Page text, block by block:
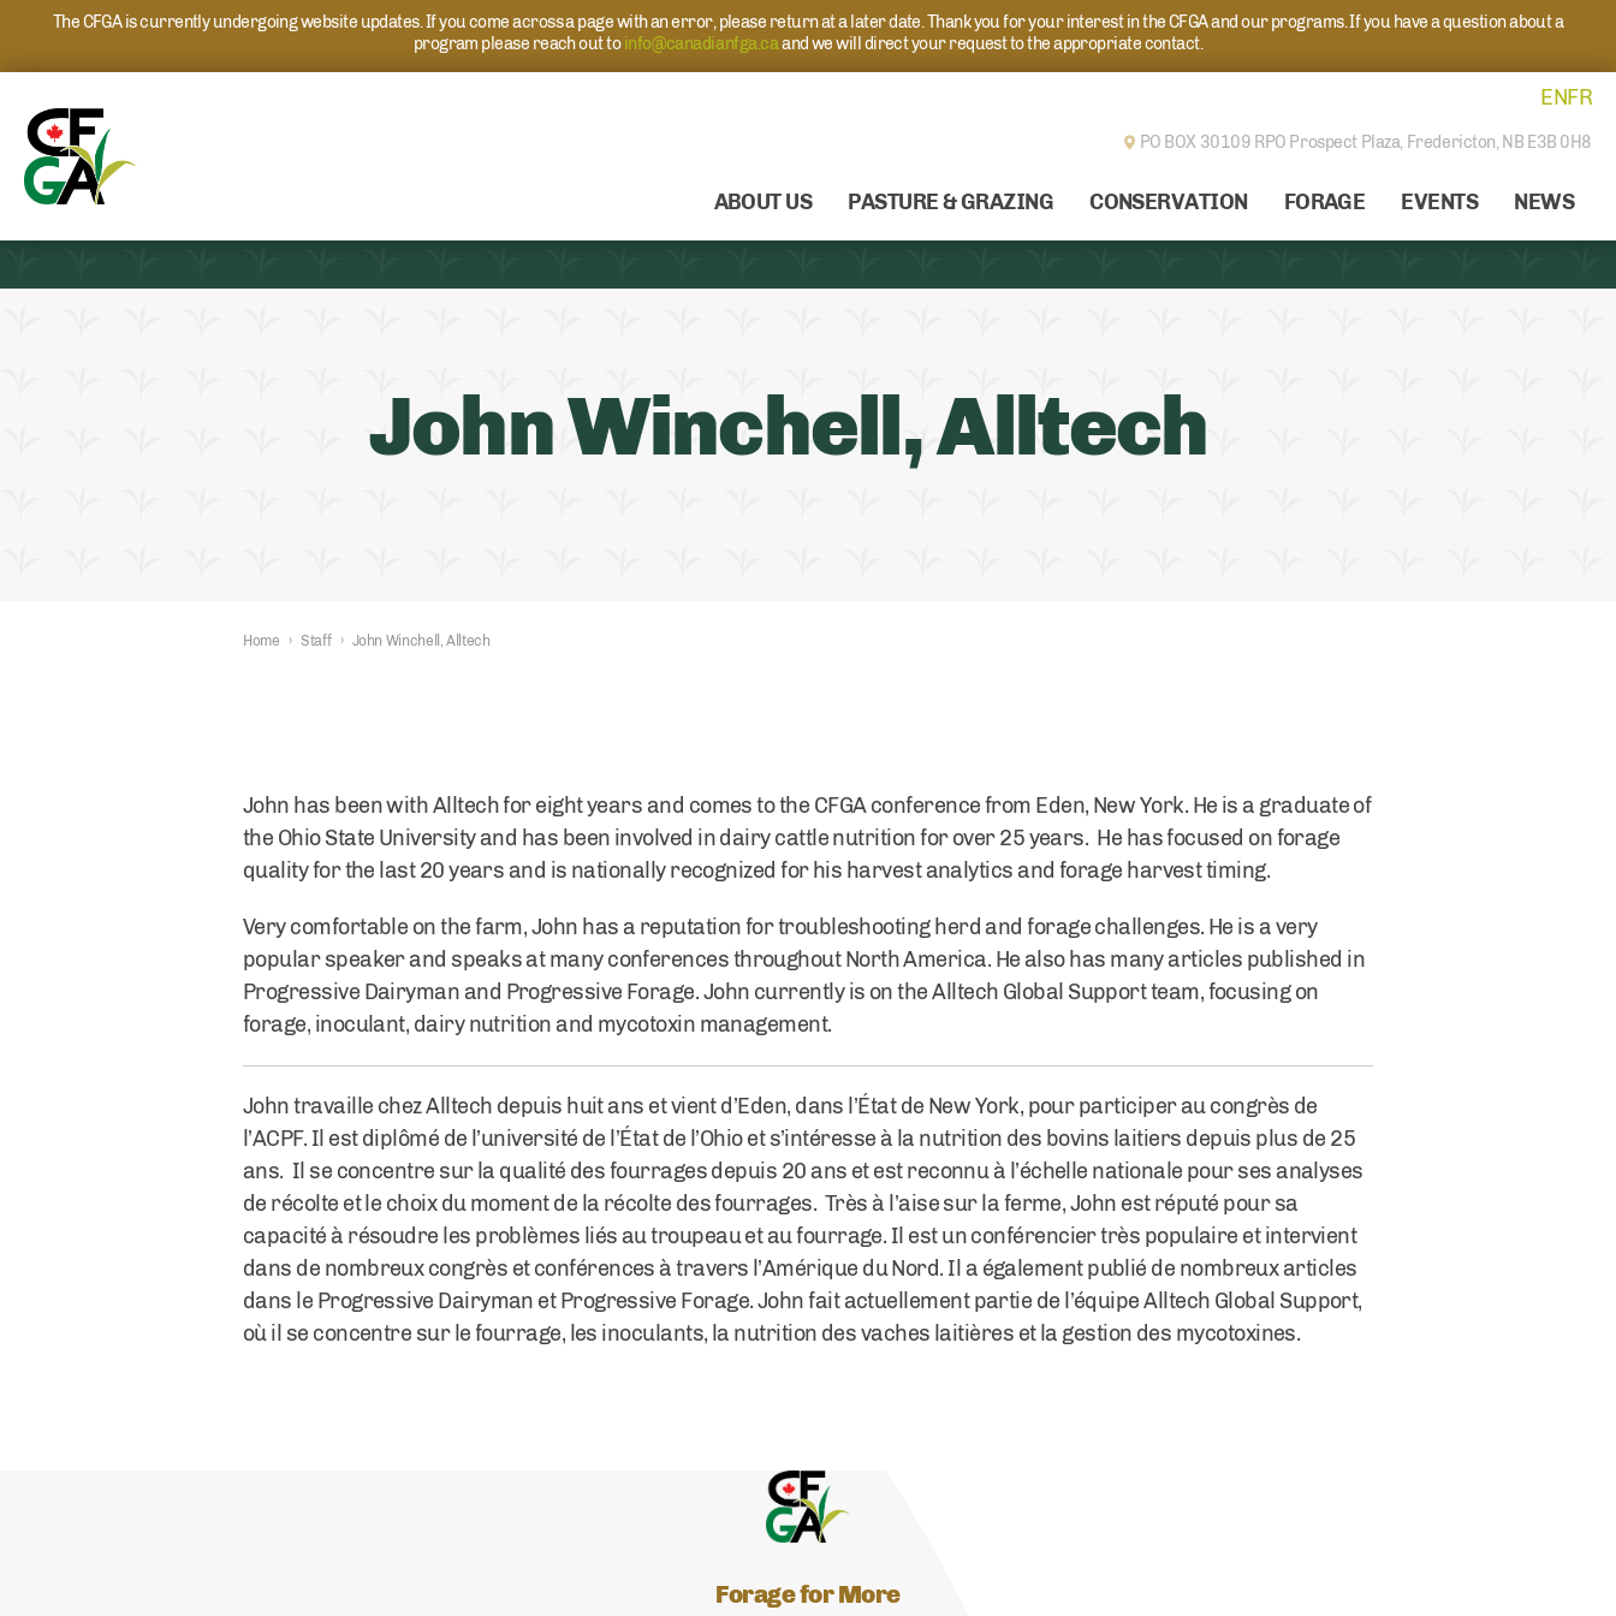
The CFGA is currently undergoing website updates. If you come across a page with an error, please return at a later date. Thank you for your interest in the CFGA and our programs. If you have a question about a
program please reach out toinfo@canadianfga.caand we will direct your request to the appropriate contact.
ENFR
PO BOX 30109 RPO Prospect Plaza, Fredericton, NB E3B 0H8
ABOUT US PASTURE & GRAZING CONSERVATION FORAGE EVENTS NEWS
John Winchell, Alltech
Home › Staff › John Winchell, Alltech
John has been with Alltech for eight years and comes to the CFGA conference from Eden, New York. He is a graduate of
the Ohio State University and has been involved in dairy cattle nutrition for over 25 years. He has focused on forage
quality for the last 20 years and is nationally recognized for his harvest analytics and forage harvest timing.
Very comfortable on the farm, John has a reputation for troubleshooting herd and forage challenges. He is a very
popular speaker and speaks at many conferences throughout North America. He also has many articles published in
Progressive Dairyman and Progressive Forage. John currently is on the Alltech Global Support team, focusing on
forage, inoculant, dairy nutrition and mycotoxin management.
John travaille chez Alltech depuis huit ans et vient d’Eden, dans l’État de New York, pour participer au congrès de
l’ACPF. Il est diplômé de l’université de l’État de l’Ohio et s’intéresse à la nutrition des bovins laitiers depuis plus de 25
ans. Il se concentre sur la qualité des fourrages depuis 20 ans et est reconnu à l’échelle nationale pour ses analyses
de récolte et le choix du moment de la récolte des fourrages. Très à l’aise sur la ferme, John est réputé pour sa
capacité à résoudre les problèmes liés au troupeau et au fourrage. Il est un conférencier très populaire et intervient
dans de nombreux congrès et conférences à travers l’Amérique du Nord. Il a également publié de nombreux articles
dans le Progressive Dairyman et Progressive Forage. John fait actuellement partie de l’équipe Alltech Global Support,
où il se concentre sur le fourrage, les inoculants, la nutrition des vaches laitières et la gestion des mycotoxines.
Forage for More